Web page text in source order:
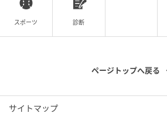
スポーツ 診断
ページトップへ戻る
サイトマップ